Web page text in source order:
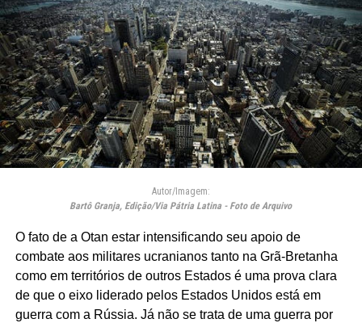
Autor/Imagem:
Bartô Granja, Edição/Via Pátria Latina - Foto de Arquivo
O fato de a Otan estar intensificando seu apoio de
combate aos militares ucranianos tanto na Grã-Bretanha
como em territórios de outros Estados é uma prova clara
de que o eixo liderado pelos Estados Unidos está em
guerra com a Rússia. Já não se trata de uma guerra por